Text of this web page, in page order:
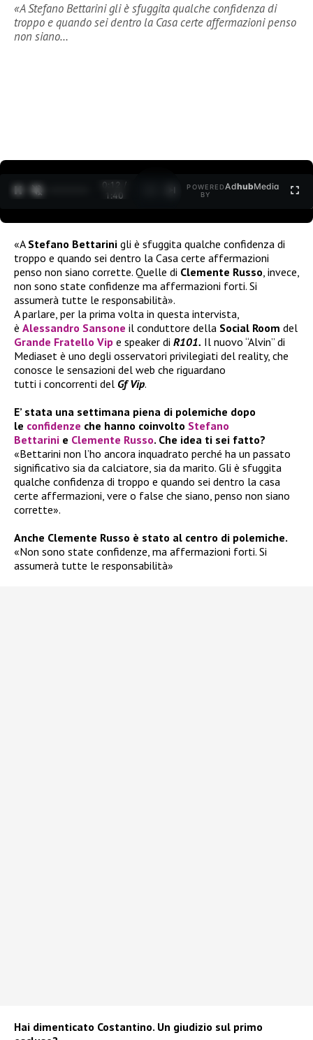
«A Stefano Bettarini gli è sfuggita qualche confidenza di
troppo e quando sei dentro la Casa certe affermazioni penso
non siano…
0:13 /
1:40
POWERED
BY
AdhubMedia
«A Stefano Bettarini gli è sfuggita qualche confidenza di
troppo e quando sei dentro la Casa certe affermazioni
penso non siano corrette. Quelle di Clemente Russo , invece,
non sono state confidenze ma affermazioni forti. Si
assumerà tutte le responsabilità».
A parlare, per la prima volta in questa intervista,
è Alessandro Sansone il conduttore della Social Room del
Grande Fratello Vip e speaker di R101. Il nuovo “Alvin” di
Mediaset è uno degli osservatori privilegiati del reality, che
conosce le sensazioni del web che riguardano
tutti i concorrenti del Gf Vip.
E’ stata una settimana piena di polemiche dopo
le confidenze che hanno coinvolto Stefano
Bettarini e Clemente Russo. Che idea ti sei fatto?
«Bettarini non l’ho ancora inquadrato perché ha un passato
significativo sia da calciatore, sia da marito. Gli è sfuggita
qualche confidenza di troppo e quando sei dentro la casa
certe affermazioni, vere o false che siano, penso non siano
corrette».
Anche Clemente Russo è stato al centro di polemiche.
«Non sono state confidenze, ma affermazioni forti. Si
assumerà tutte le responsabilità»
Hai dimenticato Costantino. Un giudizio sul primo